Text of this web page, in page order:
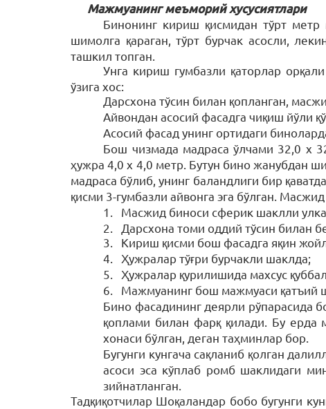
Мажмуанинг меъморий хусусиятлари
Бинонинг кириш қисмидан тўрт
шимолга қараган, тўрт бурчак асосли,
ташкил топган.
Унга кириш гумбазли қаторлар
ўзига хос:
Дарсхона тўсин билан қопланган,
Айвондан асосий фасадга чиқиш йўли
Асосий фасад унинг ортидаги
Бош чизмада мадраса ўлчами 32,0 х
ҳужра 4,0 х 4,0 метр. Бутун бино жанубдан
мадраса бўлиб, унинг баландлиги бир
қисми 3-гумбазли айвонга эга бўлган.
1.
Масжид биноси сферик шаклли
2.
Дарсхона томи оддий тўсин билан
3.
Кириш қисми бош фасадга яқин
4.
Ҳужралар тўғри бурчакли шаклда;
5.
Ҳужралар қурилишида махсус
6.
Мажмуанинг бош мажмуаси қатъий
Бино фасадининг деярли рўпарасида
қоплами билан фарқ қилади. Бу ерда
хонаси бўлган, деган таҳминлар бор.
Бугунги кунгача сақланиб қолган
асоси эса кўплаб ромб шаклидаги
зийнатланган.
Тадқиқотчилар Шоқаландар бобо бугунги